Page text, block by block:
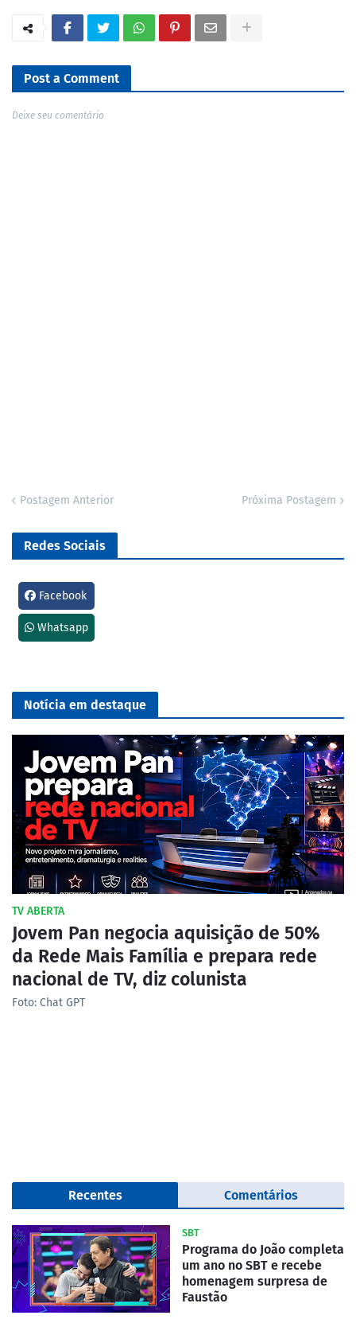
Post a Comment
Deixe seu comentário
Postagem Anterior Próxima Postagem
Redes Sociais
Facebook
Whatsapp
Notícia em destaque
TV ABERTA
Jovem Pan negocia aquisição de 50%
da Rede Mais Família e prepara rede
nacional de TV, diz colunista
Foto: Chat GPT
Recentes Comentários
SBT
Programa do João completa
um ano no SBT e recebe
homenagem surpresa de
Faustão